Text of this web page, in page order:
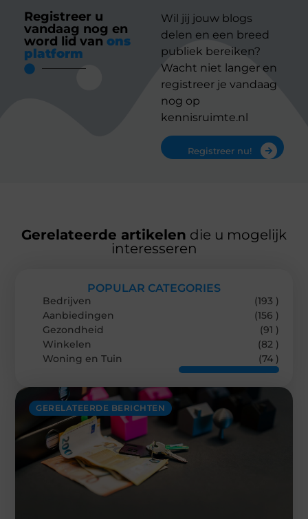
Registreer u
vandaag nog en
word lid van ons
platform
Wil jij jouw blogs
delen en een breed
publiek bereiken?
Wacht niet langer en
registreer je vandaag
nog op
kennisruimte.nl
Registreer nu!
Gerelateerde artikelen die u mogelijk
interesseren
GERELATEERDE BERICHTEN
POPULAR CATEGORIES
Bedrijven
(193 )
Aanbiedingen
(156 )
Gezondheid
(91 )
Winkelen
(82 )
Woning en Tuin
(74 )